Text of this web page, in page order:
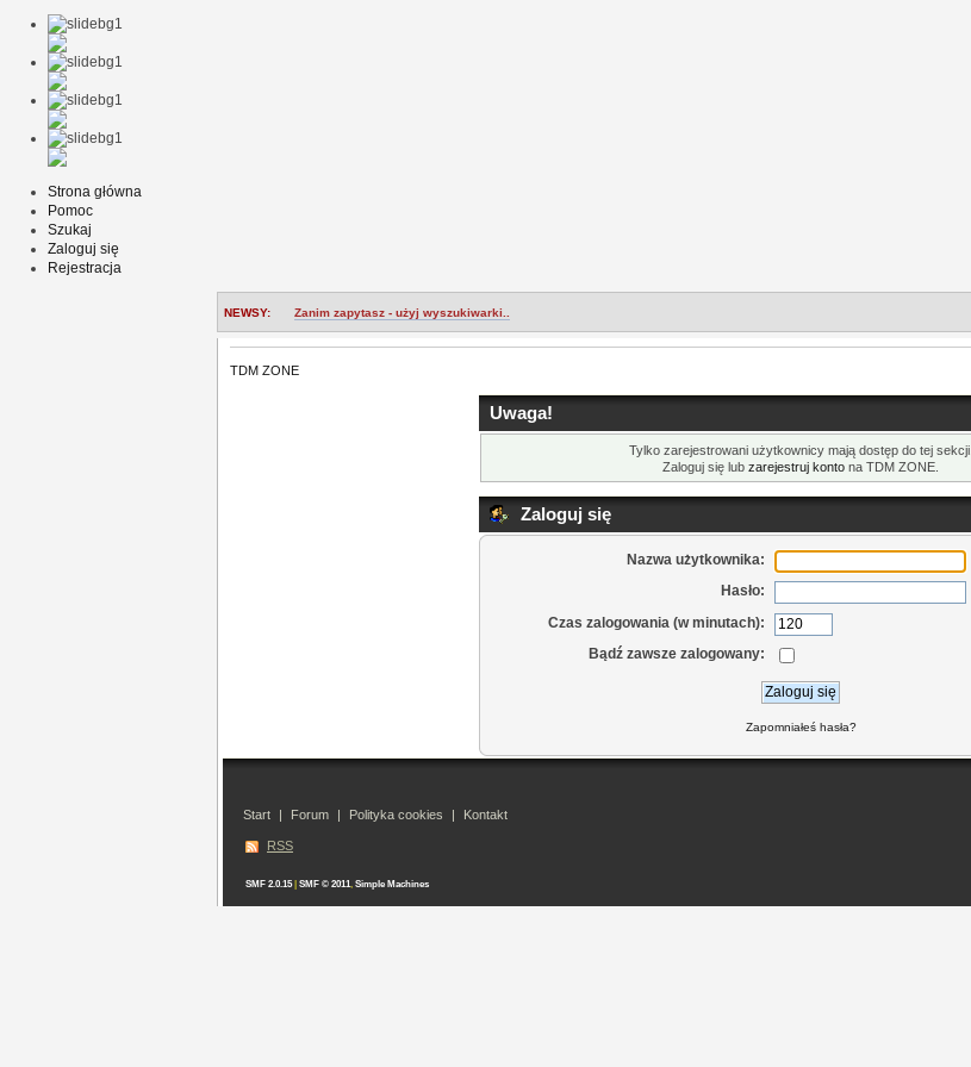
Strona główna
Pomoc
Szukaj
Zaloguj się
Rejestracja
NEWSY: Zanim zapytasz - użyj wyszukiwarki..
TDM ZONE
Uwaga!
Tylko zarejestrowani użytkownicy mają dostęp do tej sekcji.
Zaloguj się lub zarejestruj konto na TDM ZONE.
Zaloguj się
Nazwa użytkownika:
Hasło:
Czas zalogowania (w minutach):
Bądź zawsze zalogowany:
Zapomniałeś hasła?
Start | Forum | Polityka cookies | Kontakt
RSS
SMF 2.0.15| SMF © 2011 Simple Machines